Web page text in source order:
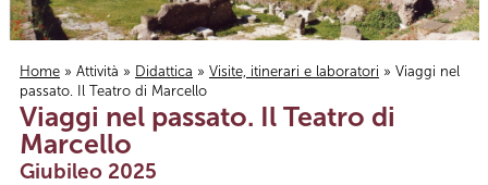
Tu sei qui
Home » Attività » Didattica » Visite, itinerari e laboratori » Viaggi nel
passato. Il Teatro di Marcello
Viaggi nel passato. Il Teatro di
Marcello
Giubileo 2025